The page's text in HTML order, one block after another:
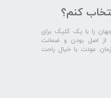
کنم؟
را با یک کلیک برای
از اصل بودن و ضمانت
48 ساعت زمان عودت با خیال راحت